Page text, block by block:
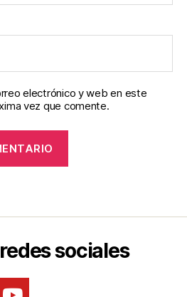
electrónico y web en este
vez que comente.
sociales